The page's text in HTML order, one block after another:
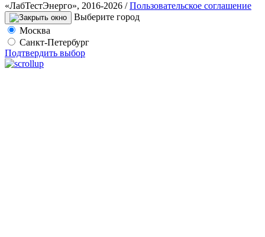
«ЛабТестЭнерго», 2016-2026 /Пользовательское соглашение
Выберите город
Москва
Санкт-Петербург
Подтвердить выбор